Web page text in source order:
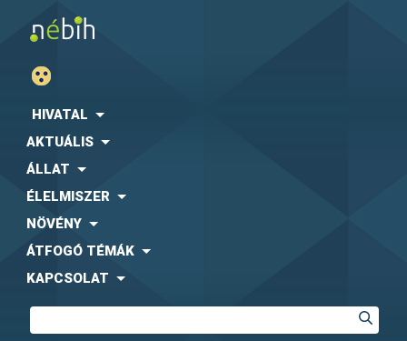
HIVATAL
AKTUÁLIS
ÁLLAT
ÉLELMISZER
NÖVÉNY
ÁTFOGÓ TÉMÁK
KAPCSOLAT